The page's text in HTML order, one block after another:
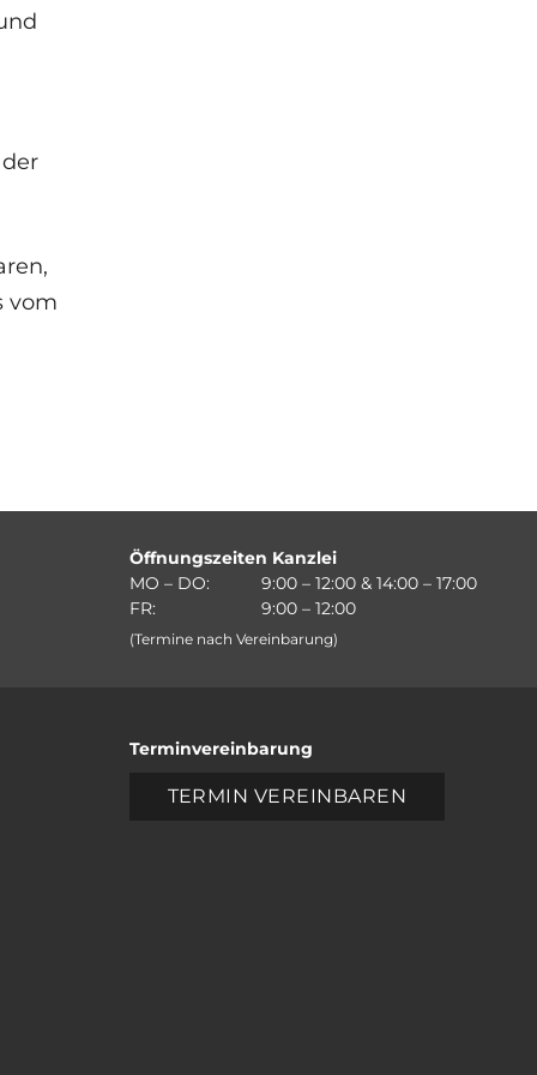
vom
Öffnungszeiten Kanzlei
MO – DO:
9:00 – 12:00 & 14:00 – 17:00
FR:
9:00 – 12:00
(Termine nach Vereinbarung)
Terminvereinbarung
TERMIN VEREINBAREN